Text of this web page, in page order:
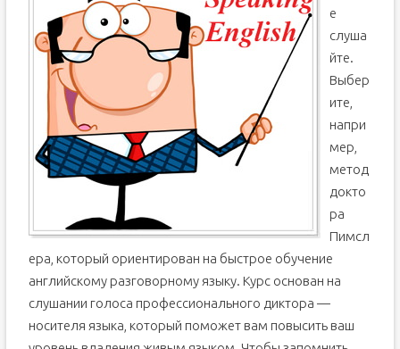
е
слуша
йте.
Выбер
ите,
напри
мер,
метод
докто
ра
Пимсл
ера, который ориентирован на быстрое обучение
английскому разговорному языку. Курс основан на
слушании голоса профессионального диктора —
носителя языка, который поможет вам повысить ваш